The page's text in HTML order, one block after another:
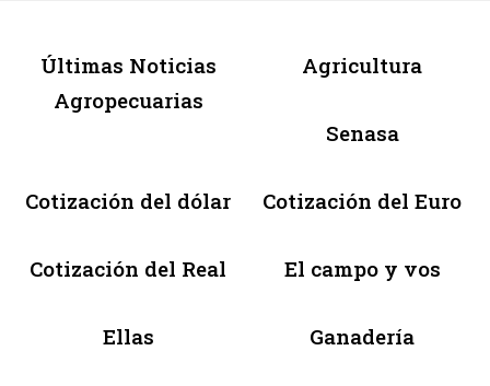
Últimas Noticias
Agropecuarias
Agricultura
Senasa
Cotización del dólar Cotización del Euro
Cotización del Real El campo y vos
Ellas Ganadería